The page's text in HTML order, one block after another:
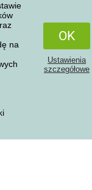
na
OK
Ustawienia
szczegółowe